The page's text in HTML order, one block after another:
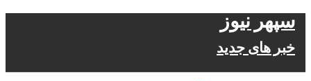
سپهر نیوز
خبر های جدید